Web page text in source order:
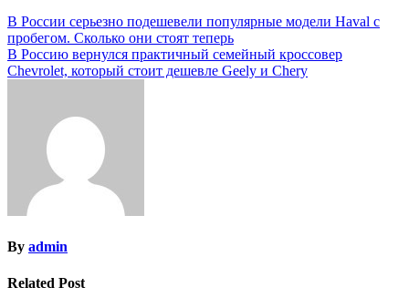
Навигация
по
записям
В России серьезно подешевели популярные модели Haval с
пробегом. Сколько они стоят теперь
В Россию вернулся практичный семейный кроссовер
Chevrolet, который стоит дешевле Geely и Chery
By admin
Related Post